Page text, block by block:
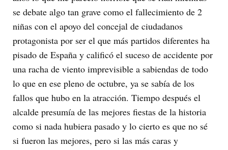
se debate algo tan grave como el fallecimiento de 2
niñas con el apoyo del concejal de ciudadanos
protagonista por ser el que más partidos diferentes ha
pisado de España y calificó el suceso de accidente por
una racha de viento imprevisible a sabiendas de todo
lo que en ese pleno de octubre, ya se sabía de los
fallos que hubo en la atracción. Tiempo después el
alcalde presumía de las mejores fiestas de la historia
como si nada hubiera pasado y lo cierto es que no sé
si fueron las mejores, pero si las más caras y